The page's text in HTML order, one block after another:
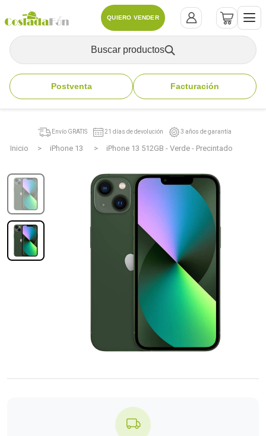
QUIERO VENDER
Buscar productos
Postventa Facturación
Inicio iPhone 13 iPhone 13 512GB - Verde - Precintado
Envío GRATIS 21 días de devolución 3 años de garantía